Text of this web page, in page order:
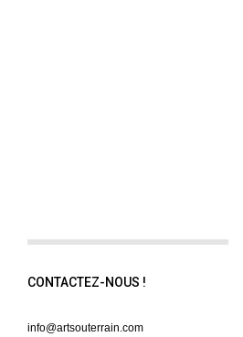
CONTACTEZ-NOUS !
info@artsouterrain.com